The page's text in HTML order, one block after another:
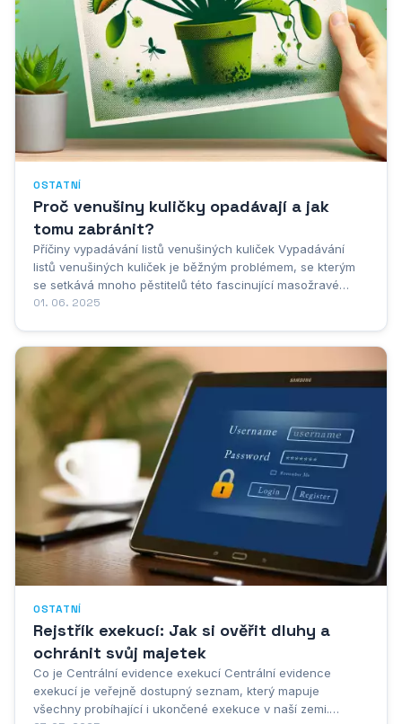
OSTATNÍ
Proč venušiny kuličky opadávají a jak
tomu zabránit?
Příčiny vypadávání listů venušiných kuliček Vypadávání
listů venušiných kuliček je běžným problémem, se kterým
se setkává mnoho pěstitelů této fascinující masožravé
rostliny. Nejčastější příčinou je nevhodné prostředí a
01. 06. 2025
OSTATNÍ
Rejstřík exekucí: Jak si ověřit dluhy a
ochránit svůj majetek
Co je Centrální evidence exekucí Centrální evidence
exekucí je veřejně dostupný seznam, který mapuje
všechny probíhající i ukončené exekuce v naší zemi.